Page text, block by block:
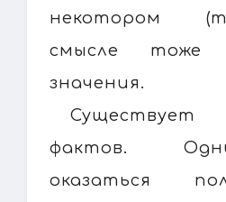
некотором
смысле
значения.
фактов.
оказаться